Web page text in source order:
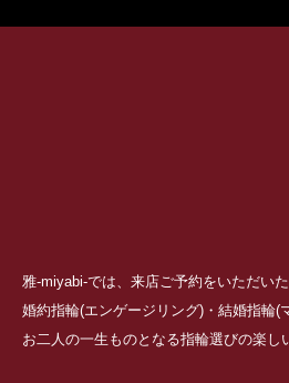
雅-miyabi-では、来店ご予約をいただい
婚約指輪(エンゲージリング)・結婚指輪(
お二人の一生ものとなる指輪選びの楽し